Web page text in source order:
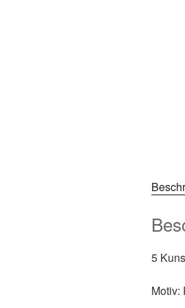
5
Motiv: